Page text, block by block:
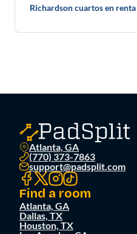
Richardson cuartos en renta
Atlanta, GA
(770) 373-7863
support@padsplit.com
Find a room
Atlanta, GA
Dallas, TX
Houston, TX